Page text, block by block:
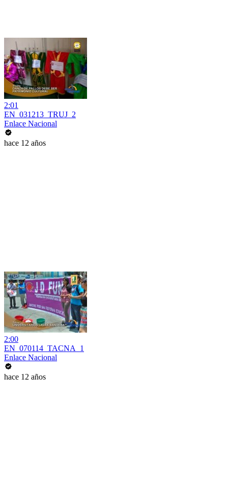
2:01
EN_031213_TRUJ_2
Enlace Nacional
hace 12 años
2:00
EN_070114_TACNA_1
Enlace Nacional
hace 12 años